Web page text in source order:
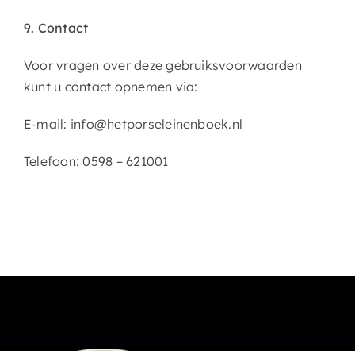
9. Contact
Voor vragen over deze gebruiksvoorwaarden
kunt u contact opnemen via:
E-mail: info@hetporseleinenboek.nl
Telefoon: 0598 – 621001